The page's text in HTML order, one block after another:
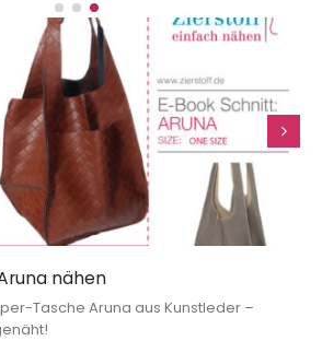
nähen
Tasche Aruna aus Kunstleder –